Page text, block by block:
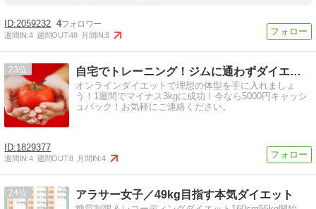
2059232 4
週間IN:4 週間OUT:48 月間IN:8
23 自宅でトレーニング！ジムに通わずダイエット！！
オンラインダイエットで理想の体型を手に入れましょ
う！1週間でマイナス3kgに成功！今なら5000円キャッシ
ュバック！お気軽にご連絡ください。
1829377
週間IN:4 週間OUT:8 月間IN:4
24 アラサー女子／49kg目指す本気ダイエット